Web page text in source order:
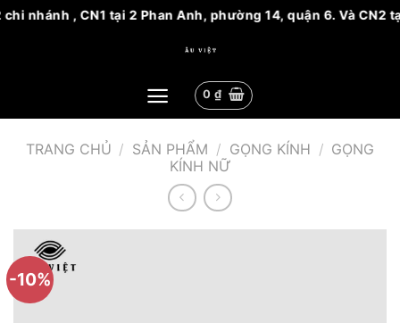
, CN1 tại 2 Phan Anh, phường 14, quận 6. Và CN2 tại
0 ₫
TRANG CHỦ / SẢN PHẨM / GỌNG KÍNH / GỌNG
KÍNH NỮ
-10%